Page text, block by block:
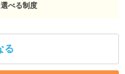
べる制度
る